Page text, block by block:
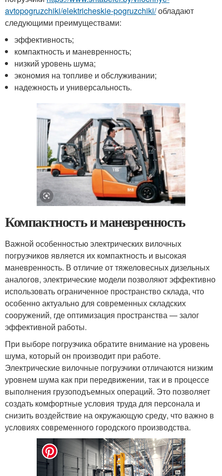
avtopogruzchiki/elektricheskie-pogruzchiki/обладают
следующими преимуществами:
эффективность;
компактность и маневренность;
низкий уровень шума;
экономия на топливе и обслуживании;
надежность и универсальность.
Компактность и маневренность
Важной особенностью электрических вилочных
погрузчиков является их компактность и высокая
маневренность. В отличие от тяжеловесных дизельных
аналогов, электрические модели позволяют эффективно
использовать ограниченное пространство склада, что
особенно актуально для современных складских
сооружений, где оптимизация пространства — залог
эффективной работы.
При выборе погрузчика обратите внимание на уровень
шума, который он производит при работе.
Электрические вилочные погрузчики отличаются низким
уровнем шума как при передвижении, так и в процессе
выполнения грузоподъемных операций. Это позволяет
создать комфортные условия труда для персонала и
снизить воздействие на окружающую среду, что важно в
условиях современного городского производства.